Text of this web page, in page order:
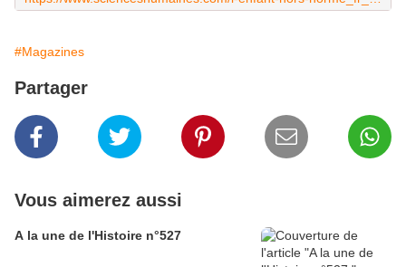
#Magazines
Partager
Vous aimerez aussi
A la une de l'Histoire n°527